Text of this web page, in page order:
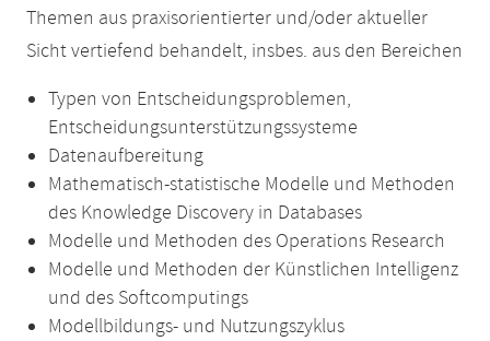
Themen aus praxisorientierter und/oder aktueller
Sicht vertiefend behandelt, insbes. aus den Bereichen
Typen von Entscheidungsproblemen,
Entscheidungsunterstützungssysteme
Datenaufbereitung
Mathematisch-statistische Modelle und Methoden
des Knowledge Discovery in Databases
Modelle und Methoden des Operations Research
Modelle und Methoden der Künstlichen Intelligenz
und des Softcomputings
Modellbildungs- und Nutzungszyklus